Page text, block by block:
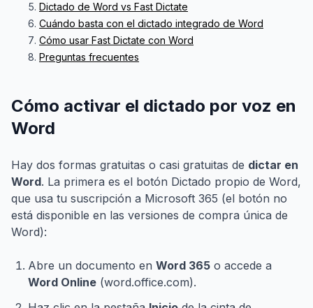
Dictado de Word vs Fast Dictate
Cuándo basta con el dictado integrado de Word
Cómo usar Fast Dictate con Word
Preguntas frecuentes
Cómo activar el dictado por voz en
Word
Hay dos formas gratuitas o casi gratuitas de dictar en
Word. La primera es el botón Dictado propio de Word,
que usa tu suscripción a Microsoft 365 (el botón no
está disponible en las versiones de compra única de
Word):
Abre un documento en Word 365 o accede a
Word Online (word.office.com).